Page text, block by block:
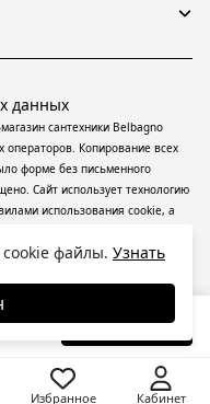
В корзину
Избранное Кабинет
сантехники Belbagno
Копирование всех
форме без письменного
Сайт использует технологию
использования cookie, а
(информационные
сбора, систематизации и
пользователей сети
Федерации).
данных
файлы. Узнать